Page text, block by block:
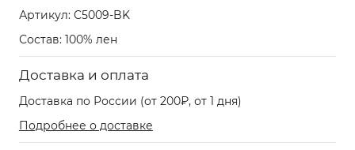
Артикул: C5009-BK
Состав: 100% лен
Доставка и оплата
Доставка по России (от 200₽, от 1 дня)
Подробнее о доставке